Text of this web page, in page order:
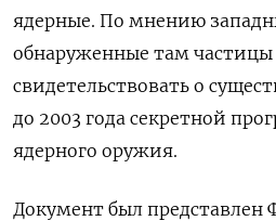
ядерные. По мнению
обнаруженные там частицы
свидетельствовать о
до 2003 года секретной
ядерного оружия.
Документ был представлен